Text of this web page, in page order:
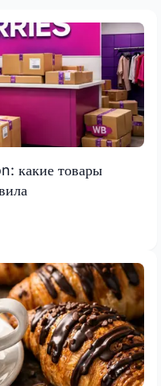
какие товары